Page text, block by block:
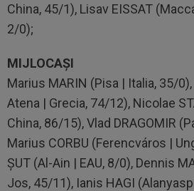
China, 45/1), Lisav EISSAT
2/0);
MIJLOCAȘI
Marius MARIN (Pisa | Italia, 35/
Atena | Grecia, 74/12), Nicolae
China, 86/15), Vlad DRAGOMIR
Marius CORBU (Ferencváros |
ȘUT (Al-Ain | EAU, 8/0), Dennis
Jos, 45/11), Ianis HAGI